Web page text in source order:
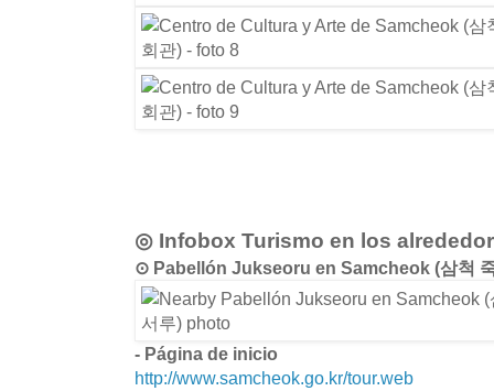
◎ Infobox Turismo en los
⊙ Pabellón Jukseoru en Samcheok (삼척
- Página de inicio
http://www.samcheok.go.kr/tour.web